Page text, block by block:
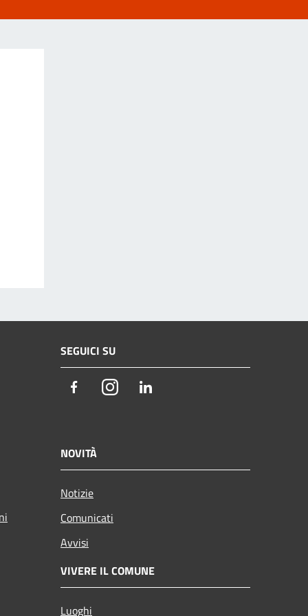
SEGUICI SU
FacebookInstagram
NOVITÀ
Notizie
Comunicati
Avvisi
VIVERE IL COMUNE
Luoghi